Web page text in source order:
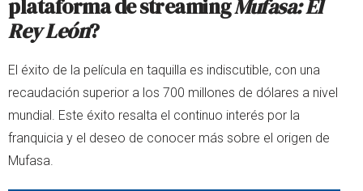
plataforma de streamingMufasa: El
Rey León?
El éxito de la película en taquilla es indiscutible, con una
recaudación superior a los 700 millones de dólares a nivel
mundial. Este éxito resalta el continuo interés por la
franquicia y el deseo de conocer más sobre el origen de
Mufasa.